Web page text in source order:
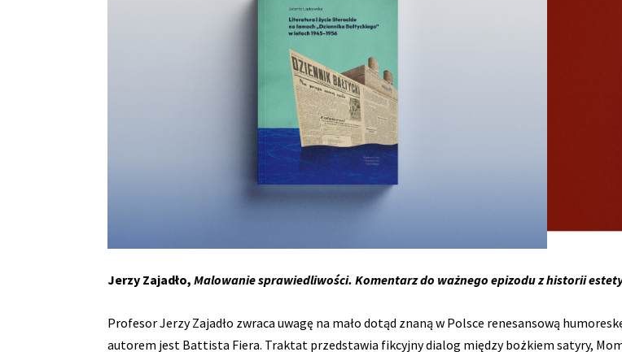
Jerzy Zajadło, Malowanie sprawiedliwości. Komentarz do ważnego epizodu z historii
Profesor Jerzy Zajadło zwraca uwagę na mało dotąd znaną w Polsce renesansową
autorem jest Battista Fiera. Traktat przedstawia fikcyjny dialog między bożkiem satyry,